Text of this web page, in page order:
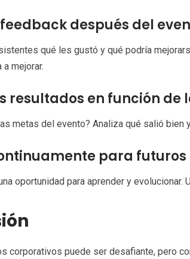
después del
qué les gustó y qué podría
mejorar.
resultados en función de
metas del evento? Analiza qué salió bien
para futuros
oportunidad para aprender y evolucionar.
corporativos puede ser desafiante, pero